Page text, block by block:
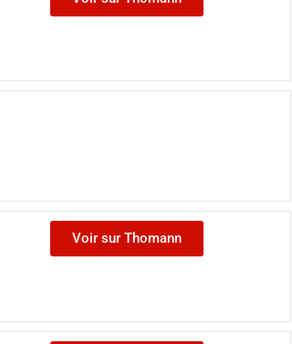
Voir sur Thomann